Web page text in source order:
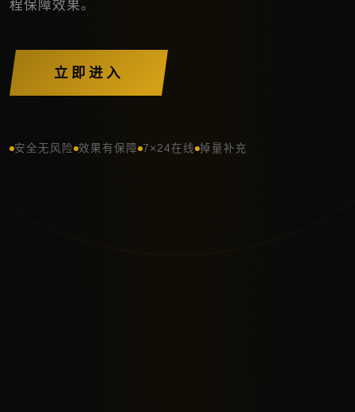
程保障效果。
立即进入
安全无风险 效果有保障 7×24在线 掉量补充